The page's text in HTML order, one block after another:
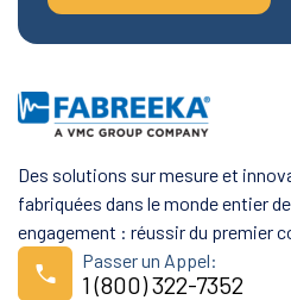
Des solutions sur mesure et
fabriquées dans le monde entier
engagement : réussir du premier
Passer un Appel:
1 (800) 322-7352